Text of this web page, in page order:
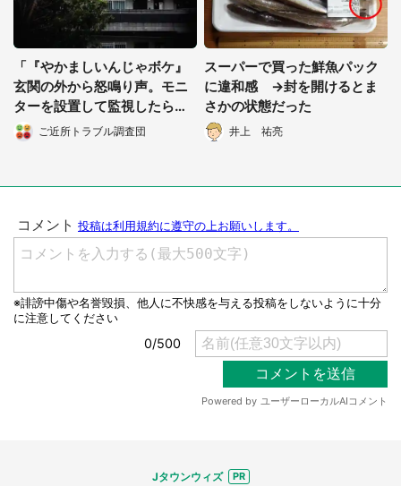
「『やかましいんじゃボケ』
玄関の外から怒鳴り声。モニ
ターを設置して監視したら、
まさかの光景が...」（京都
府・30代女性）
ご近所トラブル調査団
スーパーで買った鮮魚パック
に違和感 →封を開けるとま
さかの状態だった
井上 祐亮
Jタウンウィズ